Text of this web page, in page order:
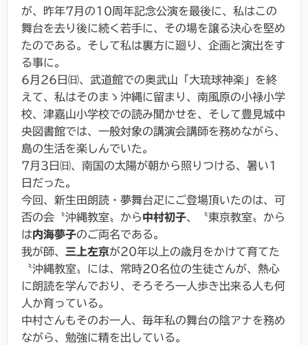
が、昨年7月の10周年記念公演を最後に、私はこの
舞台を去り後に続く若手に、その場を譲る決心を堅め
たのである。そして私は裏方に廻り、企画と演出をす
る事に。
6月26日㈰、武道館での奥武山「大琉球神楽」を終
えて、私はそのまゝ沖縄に留まり、南風原の小禄小学
校、津嘉山小学校での読み聞かせを、そして豊見城中
央図書館では、一般対象の講演会講師を務めながら、
島の生活を楽しんでいた。
7月3日㈰、南国の太陽が朝から照りつける、暑い1
日だった。
今回、新生⽥朗読・夢舞台⽦にご登場頂いたのは、可
否の会〝沖縄教室〟から中村初子、〝東京教室〟から
は内海夢子のご両名である。
我が師、 三上左京が20年以上の歳月をかけて育てた
〝沖縄教室〟には、常時20名位の生徒さんが、熱心
に朗読を学んでおり、そろそろ一人歩き出来る人も何
人か育っている。
中村さんもそのお一人、毎年私の舞台の陰アナを務め
ながら、勉強に精を出している。